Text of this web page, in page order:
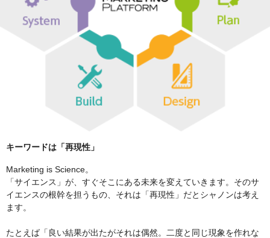
キーワードは「再現性」
Marketing is Science。
「サイエンス」が、すぐそこにある未来を変えていきます。そのサ
イエンスの根幹を担うもの、それは「再現性」だとシャノンは考え
ます。
たとえば「良い結果が出たがそれは偶然。二度と同じ現象を作れな